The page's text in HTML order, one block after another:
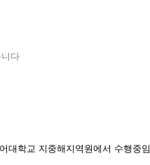
다
대학교 지중해지역원에서 수행중임.